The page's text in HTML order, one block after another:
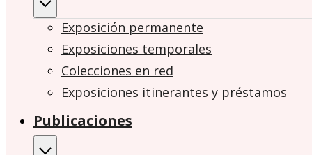
Exposición permanente
Exposiciones temporales
Colecciones en red
Exposiciones itinerantes y préstamos
Publicaciones